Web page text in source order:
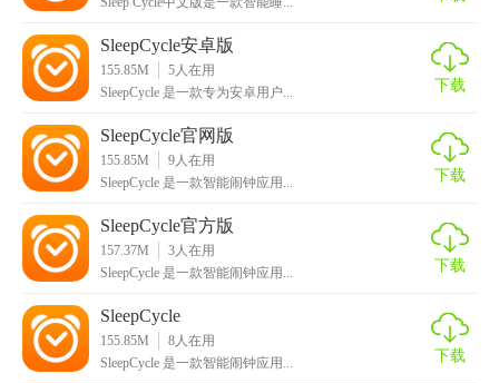
SleepCycle安卓版
155.85M 5人在用
SleepCycle 是一款专为安卓用户...
下载
SleepCycle官网版
155.85M 9人在用
SleepCycle 是一款智能闹钟应用...
下载
SleepCycle官方版
157.37M 3人在用
SleepCycle 是一款智能闹钟应用...
下载
SleepCycle
155.85M 8人在用
SleepCycle 是一款智能闹钟应用...
下载